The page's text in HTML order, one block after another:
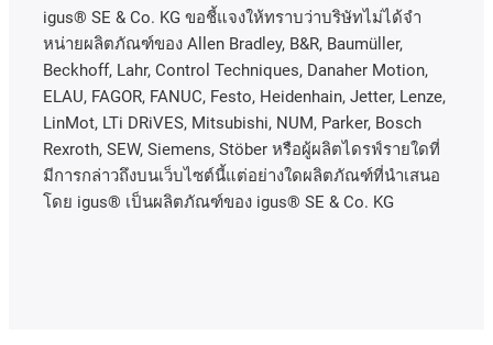
igus® SE & Co. KG ขอชี้แจงให้ทราบว่าบริษัทไม่ได้จํา
หน่ายผลิตภัณฑ์ของ Allen Bradley, B&R, Baumüller,
Beckhoff, Lahr, Control Techniques, Danaher Motion,
ELAU, FAGOR, FANUC, Festo, Heidenhain, Jetter, Lenze,
LinMot, LTi DRiVES, Mitsubishi, NUM, Parker, Bosch
Rexroth, SEW, Siemens, Stöber หรือผู้ผลิตไดรฟ์รายใดที่
มีการกล่าวถึงบนเว็บไซต์นี้แต่อย่างใดผลิตภัณฑ์ที่นําเสนอ
โดย igus® เป็นผลิตภัณฑ์ของ igus® SE & Co. KG